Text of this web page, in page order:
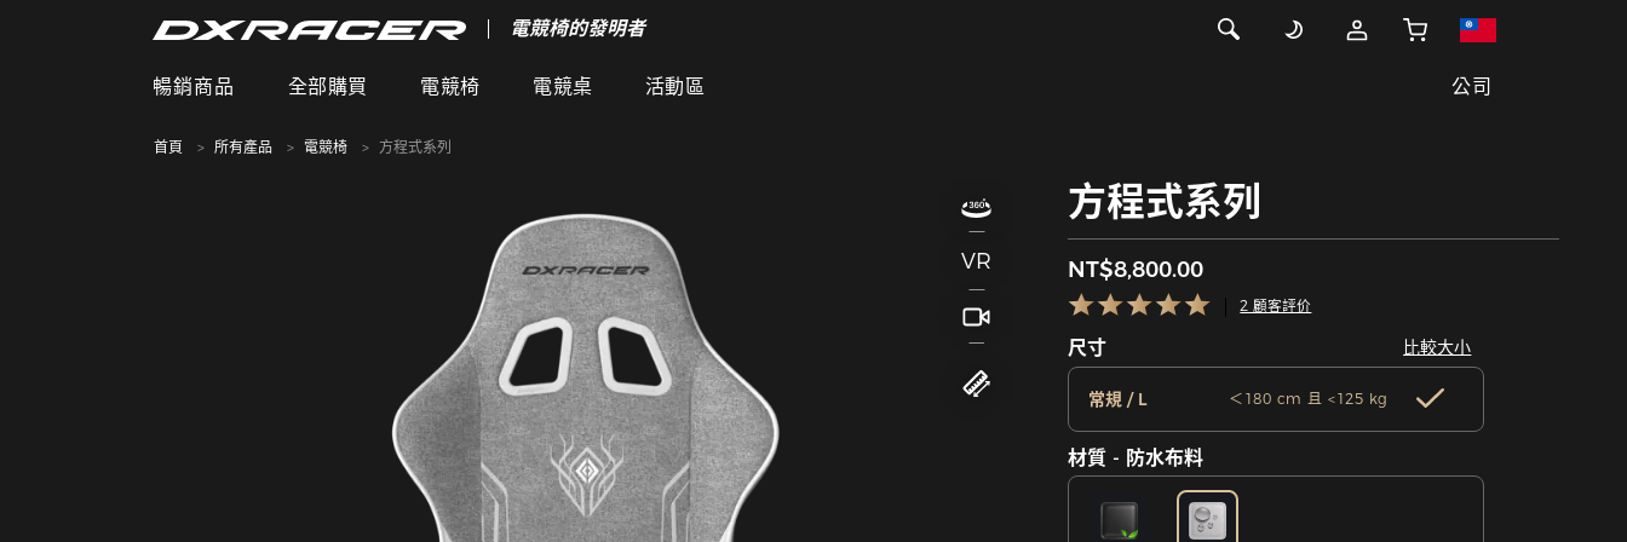
電競椅的發明者
暢銷商品 全部購買 電競椅 電競桌 活動區 公司
首頁 所有產品 電競椅 方程式系列
VR
方程式系列
NT$8,800.00
2 顧客評价
尺寸 比較大小
常規 / L ＜180 cm 且 <125 kg
材質 - 防水布料